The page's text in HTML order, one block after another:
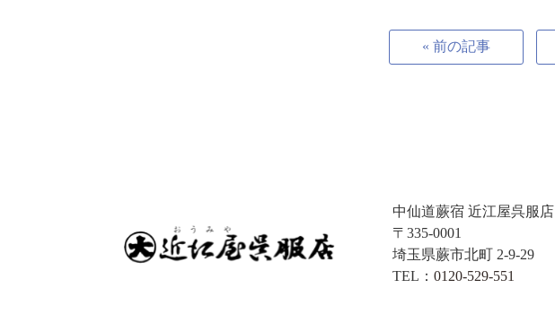
« 前の記事
中仙道蕨宿 近江屋呉服店
〒335-0001
埼玉県蕨市北町 2-9-29
TEL： 0120-529-551